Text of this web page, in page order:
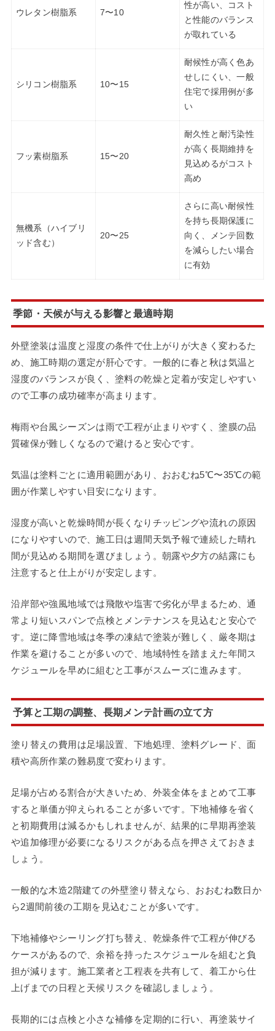
ウレタン樹脂系 7〜10
性が高い、コスト
と性能のバランス
が取れている
シリコン樹脂系 10〜15
耐候性が高く色あ
せしにくい、一般
住宅で採用例が多
い
フッ素樹脂系 15〜20
耐久性と耐汚染性
が高く長期維持を
見込めるがコスト
高め
無機系（ハイブリ
ッド含む）
20〜25
さらに高い耐候性
を持ち長期保護に
向く、メンテ回数
を減らしたい場合
に有効
季節・天候が与える影響と最適時期
外壁塗装は温度と湿度の条件で仕上がりが大きく変わるた
め、施工時期の選定が肝心です。一般的に春と秋は気温と
湿度のバランスが良く、塗料の乾燥と定着が安定しやすい
ので工事の成功確率が高まります。
梅雨や台風シーズンは雨で工程が止まりやすく、塗膜の品
質確保が難しくなるので避けると安心です。
気温は塗料ごとに適用範囲があり、おおむね5℃〜35℃の範
囲が作業しやすい目安になります。
湿度が高いと乾燥時間が長くなりチッピングや流れの原因
になりやすいので、施工日は週間天気予報で連続した晴れ
間が見込める期間を選びましょう。朝露や夕方の結露にも
注意すると仕上がりが安定します。
沿岸部や強風地域では飛散や塩害で劣化が早まるため、通
常より短いスパンで点検とメンテナンスを見込むと安心で
す。逆に降雪地域は冬季の凍結で塗装が難しく、厳冬期は
作業を避けることが多いので、地域特性を踏まえた年間ス
ケジュールを早めに組むと工事がスムーズに進みます。
予算と工期の調整、長期メンテ計画の立て方
塗り替えの費用は足場設置、下地処理、塗料グレード、面
積や高所作業の難易度で変わります。
足場が占める割合が大きいため、外装全体をまとめて工事
すると単価が抑えられることが多いです。下地補修を省く
と初期費用は減るかもしれませんが、結果的に早期再塗装
や追加修理が必要になるリスクがある点を押さえておきま
しょう。
一般的な木造2階建ての外壁塗り替えなら、おおむね数日か
ら2週間前後の工期を見込むことが多いです。
下地補修やシーリング打ち替え、乾燥条件で工程が伸びる
ケースがあるので、余裕を持ったスケジュールを組むと負
担が減ります。施工業者と工程表を共有して、着工から仕
上げまでの日程と天候リスクを確認しましょう。
長期的には点検と小さな補修を定期的に行い、再塗装サイ